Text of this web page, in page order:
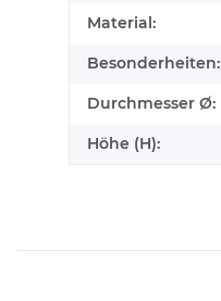
Material:
Besonderheiten:
Durchmesser Ø:
Höhe (H):